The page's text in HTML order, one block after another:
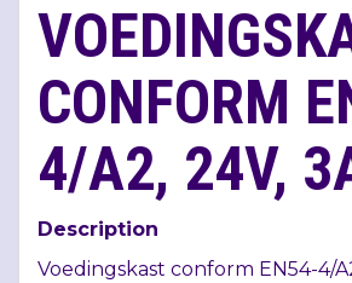
CONFORM
4/A2, 24V,
Description
Voedingskast conform EN54-4/